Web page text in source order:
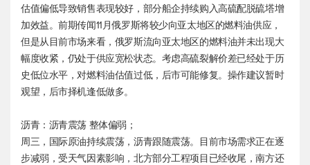
估值偏低导致销售表现较好，部分船企持续购入高硫配脱硫塔增
加效益。前期传闻11月俄罗斯将较少向亚太地区的燃料油供应，
但是从目前市场来看，俄罗斯流向亚太地区的燃料油并未出现大
幅度收紧，仍处于供应宽松状态。考虑高硫裂解价差已经处于历
史低位水平，对燃料油估值过低，后市可能修复。操作建议暂时
观望，后市择机逢低做多。
沥青：沥青震荡 整体偏弱；
周三，国际原油持续震荡，沥青跟随震荡。目前市场需求正在逐
步减弱，受天气因素影响，北方部分工程项目已经收尾，南方还